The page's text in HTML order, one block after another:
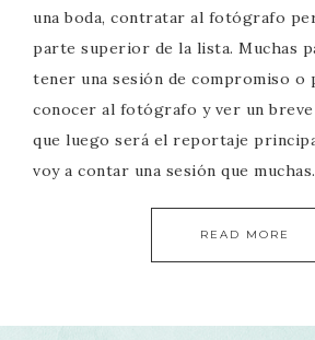
una boda, contratar al fotógrafo
parte superior de la lista. Muchas
tener una sesión de compromiso o
conocer al fotógrafo y ver un
que luego será el reportaje
voy a contar una sesión que
READ MORE